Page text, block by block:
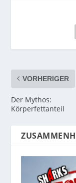
VORHERIGER
Der Mythos:
Körperfettanteil